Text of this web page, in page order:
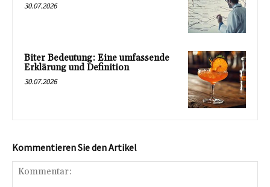
30.07.2026
Biter Bedeutung: Eine umfassende
Erklärung und Definition
30.07.2026
Kommentieren Sie den Artikel